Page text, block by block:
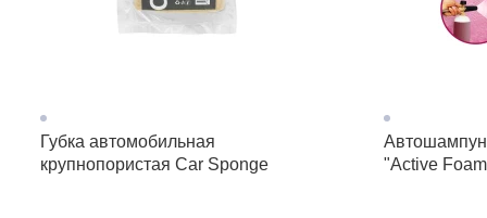
Губка автомобильная
крупнопористая Car Sponge
"Active